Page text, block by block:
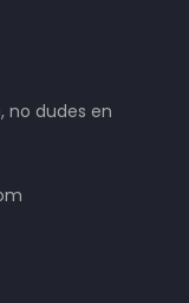
no dudes en